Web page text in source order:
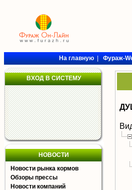
На главную|Фураж-
ВХОД В СИСТЕМУ
НОВОСТИ
Новости рынка кормов
Обзоры прессы
Новости компаний